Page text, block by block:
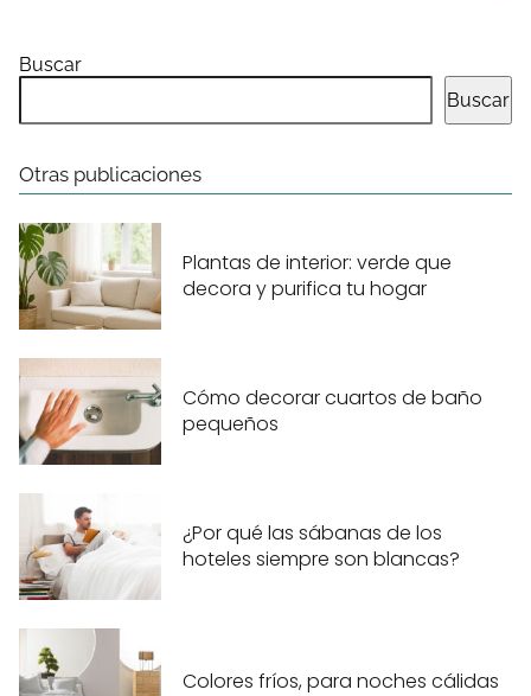
Buscar
Buscar
Otras publicaciones
Plantas de interior: verde que
decora y purifica tu hogar
Cómo decorar cuartos de baño
pequeños
¿Por qué las sábanas de los
hoteles siempre son blancas?
Colores fríos, para noches cálidas